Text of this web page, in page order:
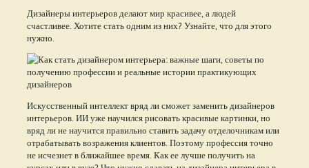
Дизайнеры интерьеров делают мир красивее, а людей
счастливее. Хотите стать одним из них? Узнайте, что для этого
нужно.
Искусственный интеллект вряд ли сможет заменить дизайнеров
интерьеров. ИИ уже научился рисовать красивые картинки, но
вряд ли не научится правильно ставить задачу отделочникам или
отрабатывать возражения клиентов. Поэтому профессия точно
не исчезнет в ближайшее время. Как ее лучше получить на